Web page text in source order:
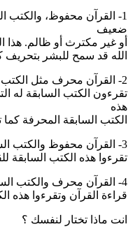
1- القرآن محفوظ، والكتب
ضعيف
أو غير مكترث أو ظالم. هذا
الله قد سمح للبشر بتحريف
2- القرآن محرف مثل الكتب السابقة له. إذا يجب عليكم أن لا تقرءوه لأنكم لا
تقرءون الكتب السابقة له
هذه
الكتب السابقة المحرفة
3- القرآن محفوظ والكتب السابقة له محفوظة أيضاً. هذا يعني بأن عليكم أن
تقرءوا هذه الكتب السابقة
4- القرآن محرف والكتب السابقة له محفوظة. إذا من الطبيعي أن تتوقفوا عن
قراءة القرآن وتقرءوا هذه
انت ماذا تختار لنفسك ؟